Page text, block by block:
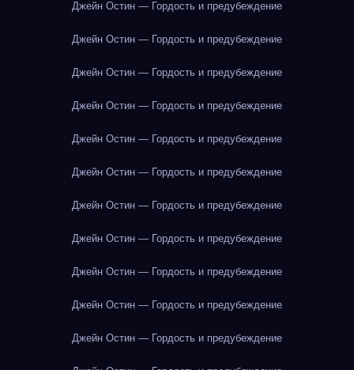
Джейн Остин — Гордость и предубеждение
Джейн Остин — Гордость и предубеждение
Джейн Остин — Гордость и предубеждение
Джейн Остин — Гордость и предубеждение
Джейн Остин — Гордость и предубеждение
Джейн Остин — Гордость и предубеждение
Джейн Остин — Гордость и предубеждение
Джейн Остин — Гордость и предубеждение
Джейн Остин — Гордость и предубеждение
Джейн Остин — Гордость и предубеждение
Джейн Остин — Гордость и предубеждение